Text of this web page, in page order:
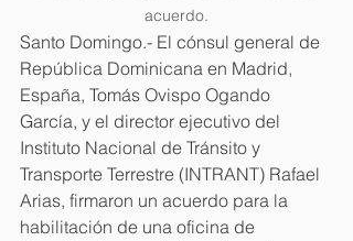
acuerdo.
Santo Domingo.- El cónsul general de
República Dominicana en Madrid,
España, Tomás Ovispo Ogando
García, y el director ejecutivo del
Instituto Nacional de Tránsito y
Transporte Terrestre (INTRANT) Rafael
Arias, firmaron un acuerdo para la
habilitación de una oficina de